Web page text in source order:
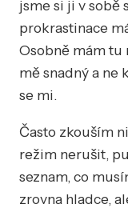
jsme si ji v sobě
prokrastinace
Osobně mám tu
mě snadný a ne
se mi.
Často zkouším
režim nerušit,
seznam, co
zrovna hladce,